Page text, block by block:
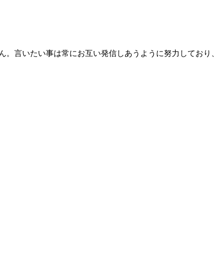
言いたい事は常にお互い発信しあうように努力しており、